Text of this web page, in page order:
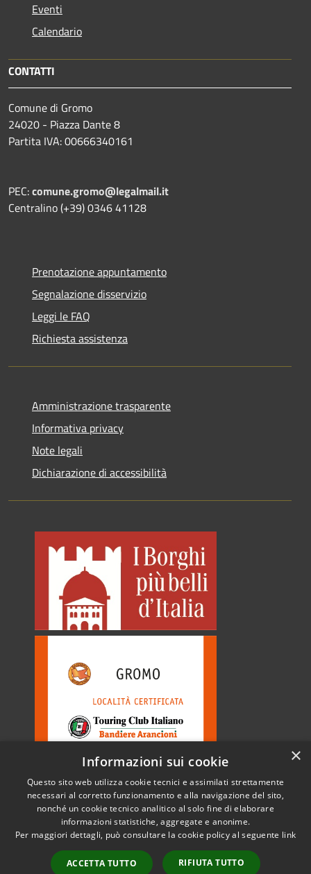
Eventi
Calendario
CONTATTI
Comune di Gromo
24020 - Piazza Dante 8
Partita IVA: 00666340161
PEC:comune.gromo@legalmail.it
Centralino (+39) 0346 41128
Prenotazione appuntamento
Segnalazione disservizio
Leggi le FAQ
Richiesta assistenza
Amministrazione trasparente
Informativa privacy
Note legali
Dichiarazione di accessibilità
Accessibilità
Copyright © 2026 • Comune di
Gromo • Powered by
Municipium•
Accesso
×
Informazioni sui cookie
Questo sito web utilizza cookie tecnici e assimilati strettamente
necessari al corretto funzionamento e alla navigazione del sito,
nonché un cookie tecnico analitico al solo fine di elaborare
informazioni statistiche, aggregate e anonime.
Per maggiori dettagli, può consultare la cookie policy al seguente link
ACCETTA TUTTO RIFIUTA TUTTO